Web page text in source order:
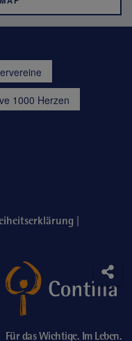
1000 Herzen
|
Für das Wichtige. Im Leben.